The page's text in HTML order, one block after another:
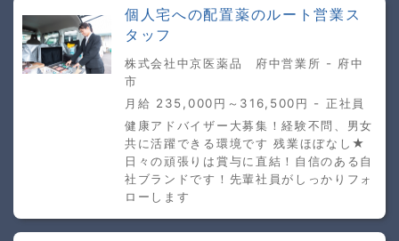
個人宅への配置薬のルート営業ス
タッフ
株式会社中京医薬品 府中営業所 - 府中
市
月給 235,000円～316,500円 - 正社員
健康アドバイザー大募集！経験不問、男女
共に活躍できる環境です 残業ほぼなし★
日々の頑張りは賞与に直結！自信のある自
社ブランドです！先輩社員がしっかりフォ
ローします